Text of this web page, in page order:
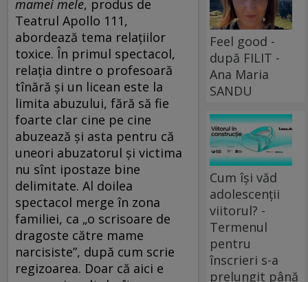
mamei mele, produs de
Teatrul Apollo 111,
abordează tema relațiilor
toxice. În primul spectacol,
relația dintre o profesoară
tînără și un licean este la
limita abuzului, fără să fie
foarte clar cine pe cine
abuzează și asta pentru că
uneori abuzatorul și victima
nu sînt ipostaze bine
delimitate. Al doilea
spectacol merge în zona
familiei, ca „o scrisoare de
dragoste către mame
narcisiste”, după cum scrie
regizoarea. Doar că aici e
Feel good -
după FILIT -
Ana Maria
SANDU
Cum își văd
adolescenții
viitorul? -
Termenul
pentru
înscrieri s-a
prelungit până